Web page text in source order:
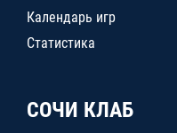
Календарь игр
Статистика
СОЧИ КЛАБ